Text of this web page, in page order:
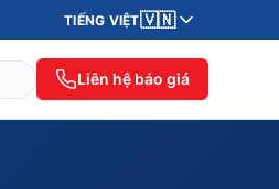
TIẾNG VIỆT🇻🇳
Liên hệ báo giá